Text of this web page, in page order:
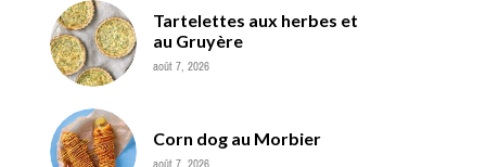
Tartelettes aux herbes et
au Gruyère
août 7, 2026
Corn dog au Morbier